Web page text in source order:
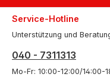
Service-Hotline
Unterstützung und
040 - 7311313
Mo-Fr: 10:00-12:00/14:00-